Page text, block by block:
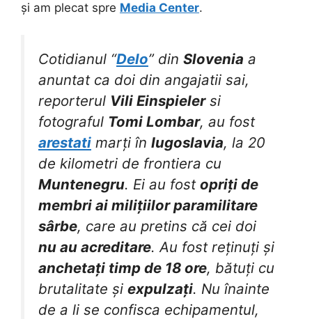
și am plecat spre Media Center.
Cotidianul “Delo” din Slovenia a
anuntat ca doi din angajatii sai,
reporterul Vili Einspielersi
fotograful Tomi Lombar, au fost
arestati marți în Iugoslavia, la 20
de kilometri de frontiera cu
Muntenegru. Ei au fost opriți de
membri ai milițiilor paramilitare
sârbe, care au pretins că cei doi
nu au acreditare. Au fost reținuți și
anchetați timp de 18 ore, bătuți cu
brutalitate și expulzați. Nu înainte
de a li se confisca echipamentul,